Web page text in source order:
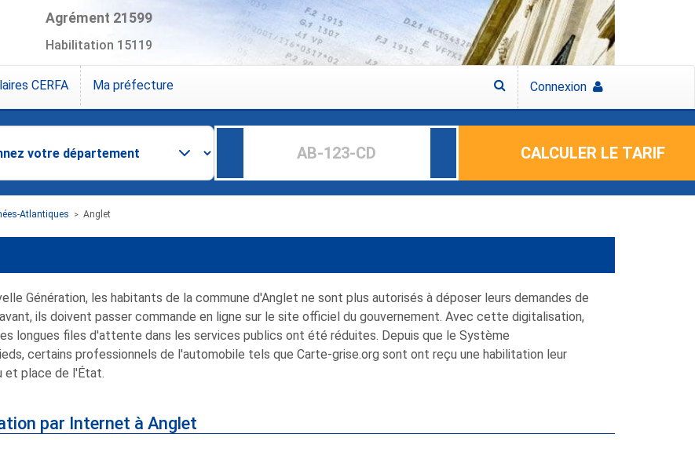
Agrément 21599
Habilitation 15119
CERFA Ma préfecture Connexion
CALCULER LE TARIF
Atlantiques > Anglet
Génération, les habitants de la commune d'Anglet ne sont plus autorisés à déposer leurs demandes de
ils doivent passer commande en ligne sur le site officiel du gouvernement. Avec cette digitalisation,
longues files d'attente dans les services publics ont été réduites. Depuis que le Système
certains professionnels de l'automobile tels que Carte-grise.org sont ont reçu une habilitation leur
et place de l'État.
par Internet à Anglet